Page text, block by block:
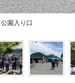
園入り口